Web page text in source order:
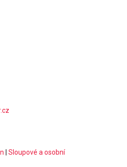
Sloupové a osobní